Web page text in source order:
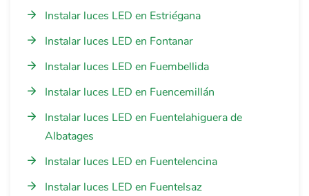
Instalar luces LED en Estriégana
Instalar luces LED en Fontanar
Instalar luces LED en Fuembellida
Instalar luces LED en Fuencemillán
Instalar luces LED en Fuentelahiguera de
Albatages
Instalar luces LED en Fuentelencina
Instalar luces LED en Fuentelsaz